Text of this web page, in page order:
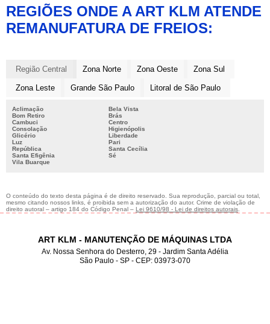
REGIÕES ONDE A ART KLM ATENDE
REMANUFATURA DE FREIOS:
Região Central Zona Norte Zona Oeste Zona Sul
Zona Leste Grande São Paulo Litoral de São Paulo
Aclimação
Bela Vista
Bom Retiro
Brás
Cambuci
Centro
Consolação
Higienópolis
Glicério
Liberdade
Luz
Pari
República
Santa Cecília
Santa Efigênia
Sé
Vila Buarque
O conteúdo do texto desta página é de direito reservado. Sua reprodução, parcial ou total,
mesmo citando nossos links, é proibida sem a autorização do autor. Crime de violação de
direito autoral – artigo 184 do Código Penal – Lei 9610/98 - Lei de direitos autorais
ART KLM - MANUTENÇÃO DE MÁQUINAS LTDA
Av. Nossa Senhora do Desterro, 29 - Jardim Santa Adélia
São Paulo - SP - CEP: 03973-070